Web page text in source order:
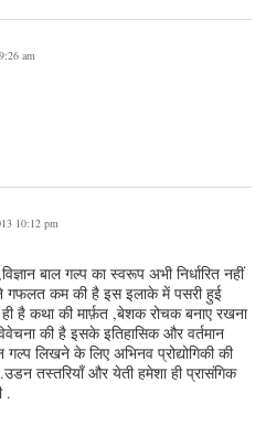
am
10:12 pm
बाल गल्प का स्वरूप अभी निर्धारित नहीं
गफलत कम की है इस इलाके में पसरी हुई
है कथा की मार्फ़त ,बेशक रोचक बनाए रखना
की है इसके इतिहासिक और वर्तमान
गल्प लिखने के लिए अभिनव प्रोद्योगिकी की
तस्तरियाँ और येती हमेशा ही प्रासंगिक
.